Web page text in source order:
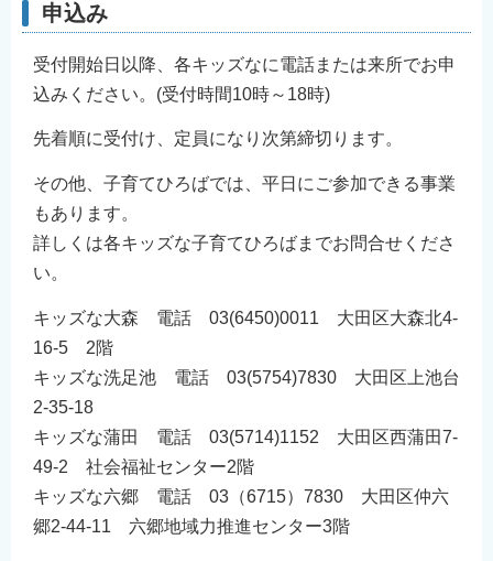
申込み
受付開始日以降、各キッズなに電話または来所でお申
込みください。(受付時間10時～18時)
先着順に受付け、定員になり次第締切ります。
その他、子育てひろばでは、平日にご参加できる事業
もあります。
詳しくは各キッズな子育てひろばまでお問合せくださ
い。
キッズな大森 電話 03(6450)0011 大田区大森北4-
16-5 2階
キッズな洗足池 電話 03(5754)7830 大田区上池台
2-35-18
キッズな蒲田 電話 03(5714)1152 大田区西蒲田7-
49-2 社会福祉センター2階
キッズな六郷 電話 03（6715）7830 大田区仲六
郷2-44-11 六郷地域力推進センター3階